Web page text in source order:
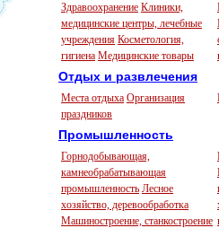
Здравоохранение Клиники,
медицинские центры, лечебные
учреждения Косметология,
гигиена Медицинские товары
Отдых и развлечения
Места отдыха Организация
праздников
Промышленность
Горнодобывающая,
камнеобрабатывающая
промышленность Лесное
хозяйство, деревообработка
Машиностроение, станкостроение